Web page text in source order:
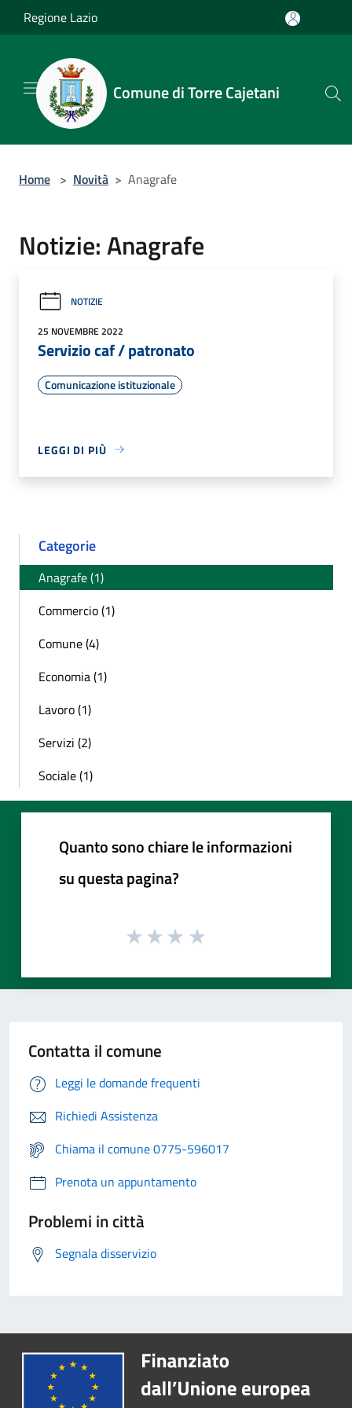
Salta al contenuto principale
Regione Lazio
Comune di Torre Cajetani
Home > Novità > Anagrafe
Notizie: Anagrafe
NOTIZIE
25 NOVEMBRE 2022
Servizio caf / patronato
Comunicazione istituzionale
LEGGI DI PIÙ
Categorie
Anagrafe (1)
Commercio (1)
Comune (4)
Economia (1)
Lavoro (1)
Servizi (2)
Sociale (1)
Quanto sono chiare le informazioni
su questa pagina?
Contatta il comune
Leggi le domande frequenti
Richiedi Assistenza
Chiama il comune 0775-596017
Prenota un appuntamento
Problemi in città
Segnala disservizio